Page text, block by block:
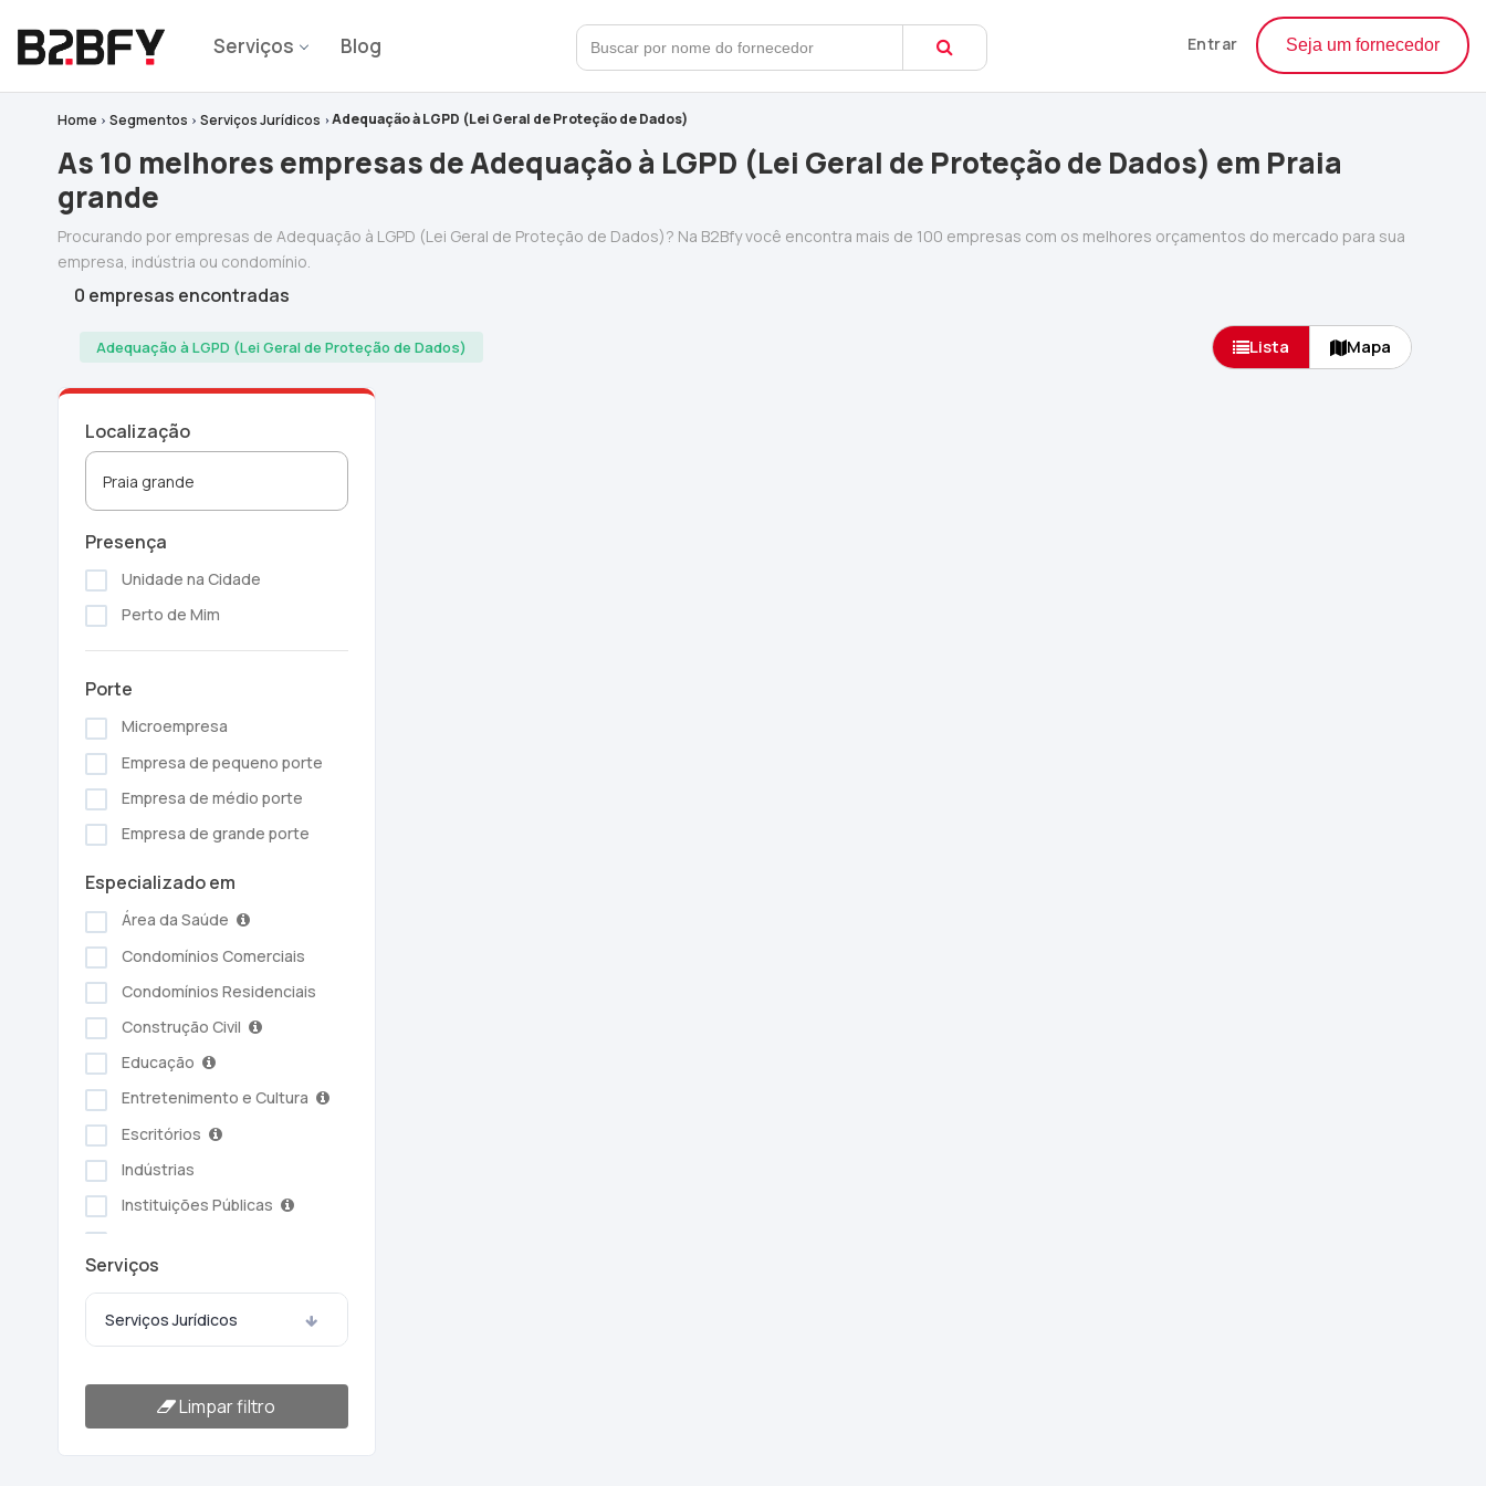
Serviços Blog Entrar Seja um fornecedor
Home Segmentos Serviços Jurídicos Adequação à LGPD (Lei Geral de Proteção de Dados)
As 10 melhores empresas de Adequação à LGPD (Lei Geral de Proteção de Dados) em Praia
grande
Procurando por empresas de Adequação à LGPD (Lei Geral de Proteção de Dados)? Na B2Bfy você encontra mais de 100 empresas com os melhores orçamentos do mercado para sua
empresa, indústria ou condomínio.
0 empresas encontradas
Adequação à LGPD (Lei Geral de Proteção de Dados) Lista Mapa
Localização
Presença
Unidade na Cidade
Perto de Mim
Porte
Microempresa
Empresa de pequeno porte
Empresa de médio porte
Empresa de grande porte
Especializado em
Área da Saúde
Condomínios Comerciais
Condomínios Residenciais
Construção Civil
Educação
Entretenimento e Cultura
Escritórios
Indústrias
Instituições Públicas
Serviços Pessoais
Setor Alimentício
Setor Automotivo
Transporte e Logística
Turismo e Hotelaria
Serviços
Serviços Jurídicos
Limpar filtro